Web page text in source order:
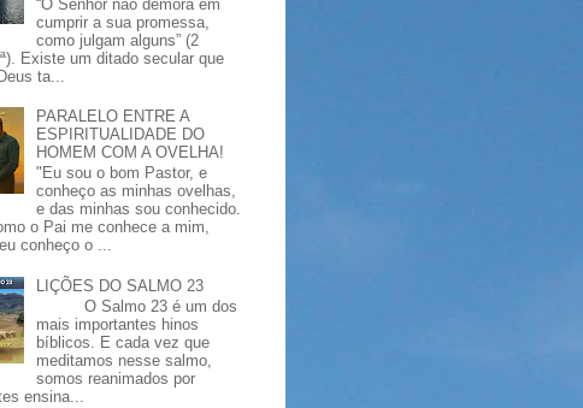
“O Senhor não demora em
cumprir a sua promessa,
como julgam alguns” (2
Existe um ditado secular que
ta...
PARALELO ENTRE A
ESPIRITUALIDADE DO
HOMEM COM A OVELHA!
"Eu sou o bom Pastor, e
conheço as minhas ovelhas,
e das minhas sou conhecido.
o Pai me conhece a mim,
conheço o ...
LIÇÕES DO SALMO 23
O Salmo 23 é um dos
mais importantes hinos
bíblicos. E cada vez que
meditamos nesse salmo,
somos reanimados por
ensina...